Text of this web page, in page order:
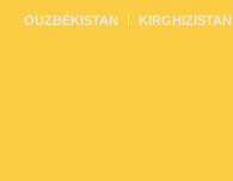
OUZBÉKISTAN KIRGHIZISTAN